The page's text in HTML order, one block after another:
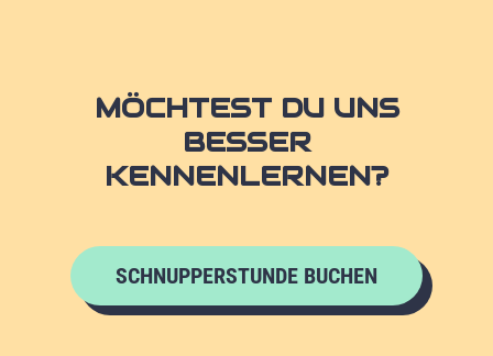
MÖCHTEST DU UNS
BESSER
KENNENLERNEN?
SCHNUPPERSTUNDE BUCHEN